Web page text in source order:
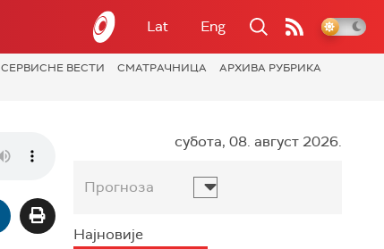
Lat Eng
СЕРВИСНЕ ВЕСТИ СМАТРАЧНИЦА
АРХИВА РУБРИКА
субота, 08. август 2026.
Прогноза
Најновије